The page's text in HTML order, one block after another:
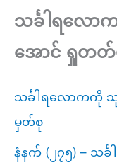
သင်္ခါရလေ
အောင် ရှုတတ်
သင်္ခါရလောကကို
မှတ်စု
နံနက် (၂၇၅) – သ